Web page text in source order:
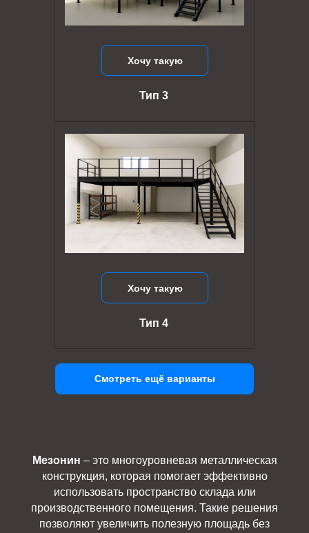
Хочу такую
Тип 4
Хочу такую
Тип 3
Смотреть ещё варианты
Мезонин – это многоуровневая металлическая
конструкция, которая помогает эффективно
использовать пространство склада или
производственного помещения. Такие решения
позволяют увеличить полезную площадь без